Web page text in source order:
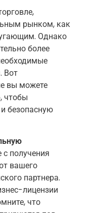
рынком, как
Однако
более
Вот
вы можете
чтобы
безопасную
с получения
вашего
партнера.
лицензии
что